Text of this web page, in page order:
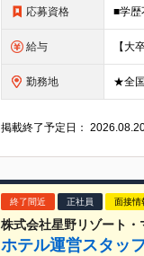
応募資格
給与
勤務地
掲載終了予定日：
終了間近 正社員 面接情
株式会社星野リゾート・
ホテル運営スタッ